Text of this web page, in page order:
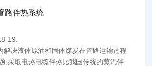
路伴热系统
19.
解决液体原油和固体煤炭在管路运输过程
,采取电热电缆伴热比我国传统的蒸汽伴